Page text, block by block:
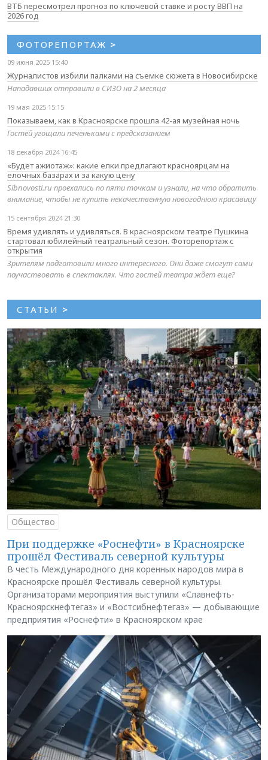
ВТБ пересмотрел прогноз по ключевой ставке и росту ВВП на
2026 год
ФОТОРЕПОРТАЖ >
09 июня 2025 15:40
Журналистов избили палками на съемке сюжета в Новосибирске
Нападавших отправили в СИЗО на 2 месяца
19 мая 2025 15:15
Показываем, как в Красноярске прошла 42-ая музейная ночь
Гостей угощали печеньками с предсказанием
18 декабря 2024 16:45
«Будет ажиотаж»: какие елки предлагают красноярцам на
елочных базарах и за какую цену
Sibnovosti.ru проехались по пяти точкам и узнали, на что обратить
внимание, чтобы не купить некачественную новогоднюю красавицу
15 сентября 2024 21:30
Время удивлять и удивляться. В красноярском театре Пушкина
стартовал юбилейный театральный сезон. Фоторепортаж с
открытия
Зрителям подготовили много интересного. Они даже смогут сами
поучаствовать в спектаклях. Что гостей театра ждет еще?
СТАТЬИ >
Общество
При поддержке «Роснефти» в Красноярске
прошёл Фестиваль северной культуры
В честь Международного дня коренных народов мира в
Красноярске прошёл Фестиваль северной культуры.
Организаторами мероприятия выступили «Славнефть-
Красноярскнефтегаз» и «Востсибнефтегаз» — добывающие
предприятия «Роснефти» в Красноярском крае